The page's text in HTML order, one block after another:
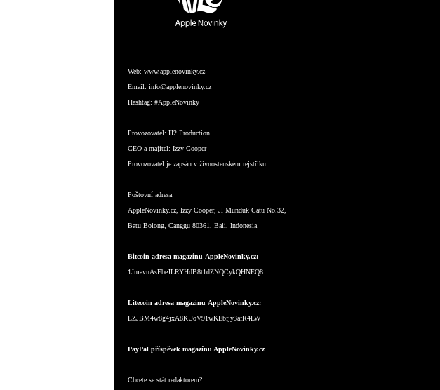
Web: www.applenovinky.cz
Email: info@applenovinky.cz
Hashtag: #AppleNovinky
Provozovatel: H2 Production
CEO a majitel: Izzy Cooper
Provozovatel je zapsán v živnostenském rejstříku.
Poštovní adresa:
AppleNovinky.cz, Izzy Cooper, Jl Munduk Catu No.32,
Batu Bolong, Canggu 80361, Bali, Indonesia
Bitcoin adresa magazínu AppleNovinky.cz:
1JmavnAsEbeJLRYHdB8t1dZNQCykQHNEQ8
Litecoin adresa magazínu AppleNovinky.cz:
LZJBM4w8g4jxA8KUoV91wKEbfjy3afR4LW
PayPal příspěvek magazínu AppleNovinky.cz
Chcete se stát redaktorem?